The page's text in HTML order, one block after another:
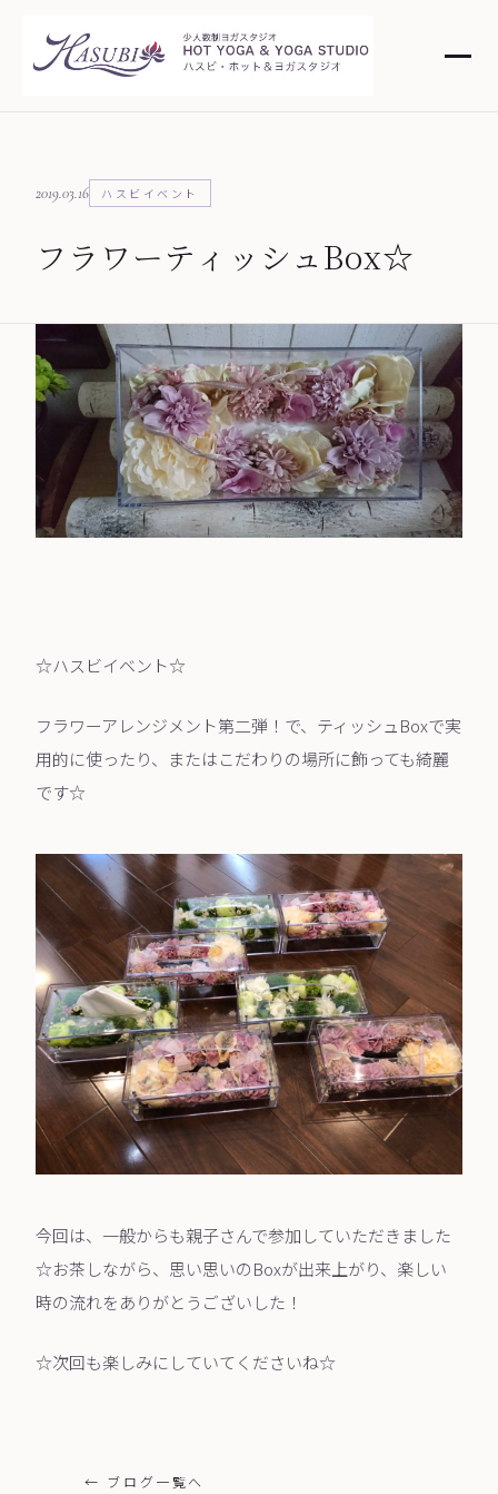
2019.03.16 ハスビイベント
フラワーティッシュBox☆
☆ハスビイベント☆
フラワーアレンジメント第二弾！で、ティッシュBoxで実
用的に使ったり、またはこだわりの場所に飾っても綺麗
です☆
今回は、一般からも親子さんで参加していただきました
☆お茶しながら、思い思いのBoxが出来上がり、楽しい
時の流れをありがとうございした！
☆次回も楽しみにしていてくださいね☆
← ブログ一覧へ